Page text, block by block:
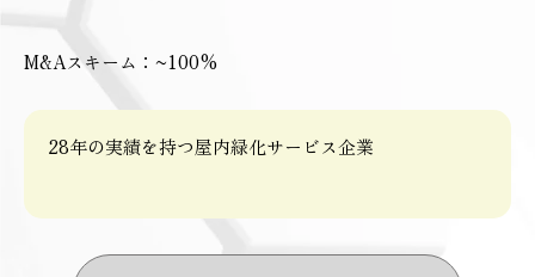
M&Aスキーム：~100%
28年の実績を持つ屋内緑化サービス企業